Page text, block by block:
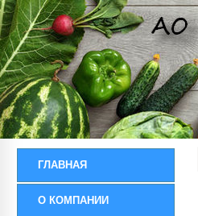
ГЛАВНАЯ
О КОМПАНИИ